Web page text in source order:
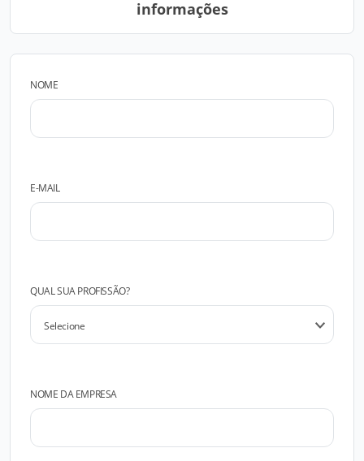
informações
NOME
E-MAIL
QUAL SUA PROFISSÃO?
NOME DA EMPRESA